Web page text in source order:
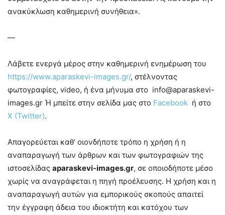
ανακύκλωση καθημερινή συνήθεια».
—
Λάβετε ενεργά μέρος στην καθημερινή ενημέρωση του
https://www.aparaskevi-images.gr/, στέλνοντας
φωτογραφίες, video, ή ένα μήνυμα στο info@aparaskevi-
images.gr Ή μπείτε στην σελίδα μας στο Facebook ή στο
X (Twitter).
Απαγορεύεται καθ’ οιονδήποτε τρόπο η χρήση ή η
αναπαραγωγή των άρθρων και των φωτογραφιών της
ιστοσελίδας aparaskevi-images.gr, σε οποιοδήποτε μέσο
χωρίς να αναγράφεται η πηγή προέλευσης. Η χρήση και η
αναπαραγωγή αυτών για εμπορικούς σκοπούς απαιτεί
την έγγραφη άδεια του ιδιοκτήτη και κατόχου των